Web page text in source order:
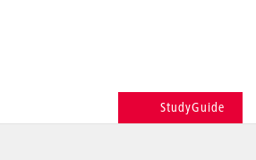
StudyGuide